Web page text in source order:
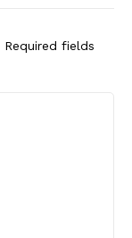
Required fields